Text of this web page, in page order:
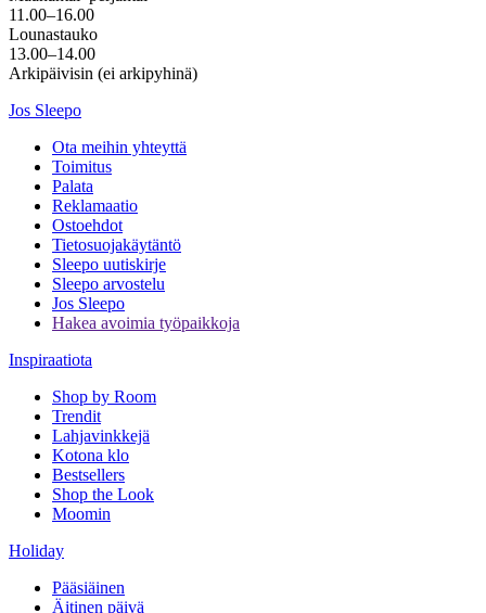
11.00–16.00
Lounastauko
13.00–14.00
Arkipäivisin (ei arkipyhinä)
Jos Sleepo
Ota meihin yhteyttä
Toimitus
Palata
Reklamaatio
Ostoehdot
Tietosuojakäytäntö
Sleepo uutiskirje
Sleepo arvostelu
Jos Sleepo
Hakea avoimia työpaikkoja
Inspiraatiota
Shop by Room
Trendit
Lahjavinkkejä
Kotona klo
Bestsellers
Shop the Look
Moomin
Holiday
Pääsiäinen
Äitinen päivä